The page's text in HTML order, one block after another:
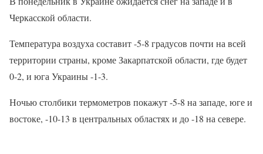
Черкасской области.
Температура воздуха составит -5-8 градусов почти на всей
территории страны, кроме Закарпатской области, где будет
0-2, и юга Украины -1-3.
Ночью столбики термометров покажут -5-8 на западе, юге и
востоке, -10-13 в центральных областях и до -18 на севере.